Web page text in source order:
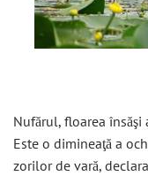
Nufărul, floarea
Este o dimineaţă a
zorilor de vară,